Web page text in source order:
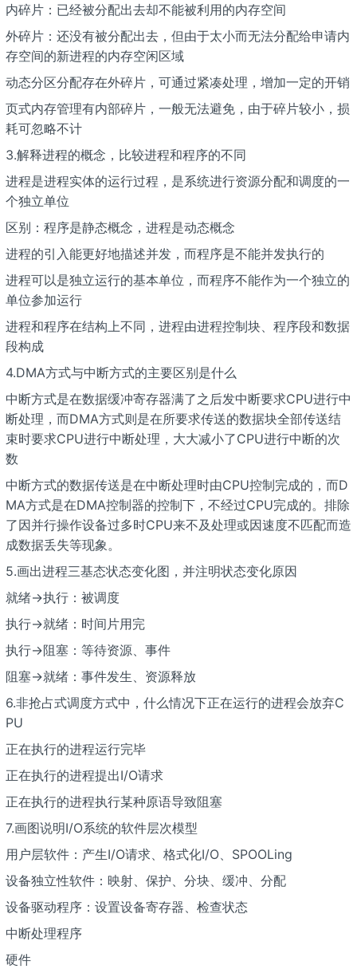
内碎片：已经被分配出去却不能被利用的内存空间
外碎片：还没有被分配出去，但由于太小而无法分配给申请内
存空间的新进程的内存空闲区域
动态分区分配存在外碎片，可通过紧凑处理，增加一定的开销
页式内存管理有内部碎片，一般无法避免，由于碎片较小，损
耗可忽略不计
3.解释进程的概念，比较进程和程序的不同
进程是进程实体的运行过程，是系统进行资源分配和调度的一
个独立单位
区别：程序是静态概念，进程是动态概念
进程的引入能更好地描述并发，而程序是不能并发执行的
进程可以是独立运行的基本单位，而程序不能作为一个独立的
单位参加运行
进程和程序在结构上不同，进程由进程控制块、程序段和数据
段构成
4.DMA方式与中断方式的主要区别是什么
中断方式是在数据缓冲寄存器满了之后发中断要求CPU进行中
断处理，而DMA方式则是在所要求传送的数据块全部传送结
束时要求CPU进行中断处理，大大减小了CPU进行中断的次
数
中断方式的数据传送是在中断处理时由CPU控制完成的，而D
MA方式是在DMA控制器的控制下，不经过CPU完成的。排除
了因并行操作设备过多时CPU来不及处理或因速度不匹配而造
成数据丢失等现象。
5.画出进程三基态状态变化图，并注明状态变化原因
就绪->执行：被调度
执行->就绪：时间片用完
执行->阻塞：等待资源、事件
阻塞->就绪：事件发生、资源释放
6.非抢占式调度方式中，什么情况下正在运行的进程会放弃C
PU
正在执行的进程运行完毕
正在执行的进程提出I/O请求
正在执行的进程执行某种原语导致阻塞
7.画图说明I/O系统的软件层次模型
用户层软件：产生I/O请求、格式化I/O、SPOOLing
设备独立性软件：映射、保护、分块、缓冲、分配
设备驱动程序：设置设备寄存器、检查状态
中断处理程序
硬件